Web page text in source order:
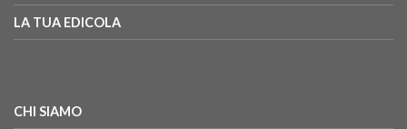
LA TUA EDICOLA
CHI SIAMO